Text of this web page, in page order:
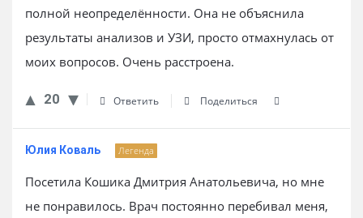
полной неопределённости. Она не объяснила
результаты анализов и УЗИ, просто отмахнулась от
моих вопросов. Очень расстроена.
20 Ответить Поделиться
Юлия Коваль Легенда
Посетила Кошика Дмитрия Анатольевича, но мне
не понравилось. Врач постоянно перебивал меня,